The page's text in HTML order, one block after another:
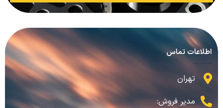
اطلاعات تماس
تهران
مدیر فروش: